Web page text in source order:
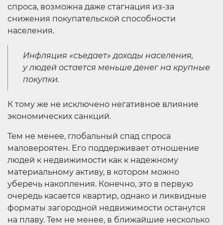
спроса, возможна даже стагнация из-за
снижения покупательской способности
населения.
Инфляция «съедает» доходы населения,
у людей остается меньше денег на крупные
покупки.
К тому же не исключено негативное влияние
экономических санкций.
Тем не менее, глобальный спад спроса
маловероятен. Его поддерживает отношение
людей к недвижимости как к надежному
материальному активу, в котором можно
уберечь накопления. Конечно, это в первую
очередь касается квартир, однако и ликвидные
форматы загородной недвижимости останутся
на плаву. Тем не менее, в ближайшие несколько